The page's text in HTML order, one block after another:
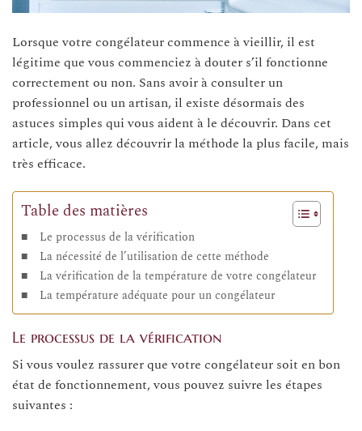
Lorsque votre congélateur commence à vieillir, il est
légitime que vous commenciez à douter s’il fonctionne
correctement ou non. Sans avoir à consulter un
professionnel ou un artisan, il existe désormais des
astuces simples qui vous aident à le découvrir. Dans cet
article, vous allez découvrir la méthode la plus facile, mais
très efficace.
Table des matières
Le processus de la vérification
La nécessité de l’utilisation de cette méthode
La vérification de la température de votre congélateur
La température adéquate pour un congélateur
Le processus de la vérification
Si vous voulez rassurer que votre congélateur soit en bon
état de fonctionnement, vous pouvez suivre les étapes
suivantes :